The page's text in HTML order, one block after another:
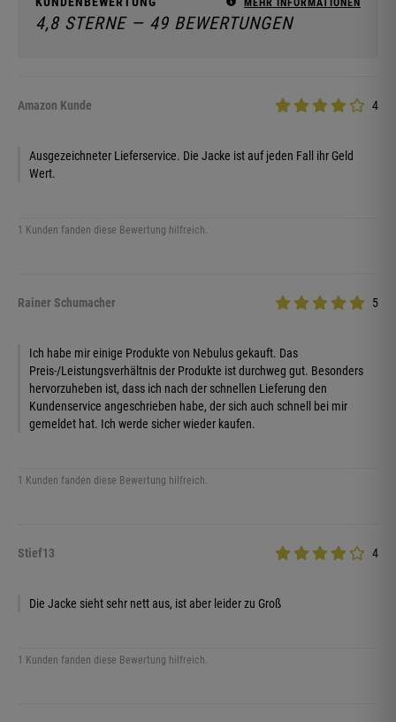
MEHR INFORMATIONEN
4,8 STERNE — 49 BEWERTUNGEN
Amazon Kunde 4
Ausgezeichneter Lieferservice. Die Jacke ist auf jeden Fall ihr Geld
Wert.
1 Kunden fanden diese Bewertung hilfreich.
Rainer Schumacher 5
Ich habe mir einige Produkte von Nebulus gekauft. Das
Preis-/Leistungsverhältnis der Produkte ist durchweg gut. Besonders
hervorzuheben ist, dass ich nach der schnellen Lieferung den
Kundenservice angeschrieben habe, der sich auch schnell bei mir
gemeldet hat. Ich werde sicher wieder kaufen.
1 Kunden fanden diese Bewertung hilfreich.
Stief13 4
Die Jacke sieht sehr nett aus, ist aber leider zu Groß
1 Kunden fanden diese Bewertung hilfreich.